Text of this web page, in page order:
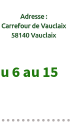
u 6 au 15